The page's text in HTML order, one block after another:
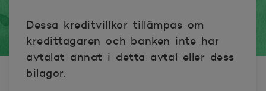
Dessa kreditvillkor tillämpas om
kredittagaren och banken inte har
avtalat annat i detta avtal eller dess
bilagor.